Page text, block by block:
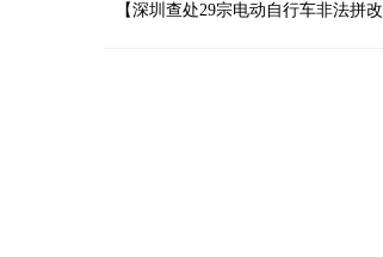
伙儿都能试到
【深圳查处29宗电动自行车非法拼改